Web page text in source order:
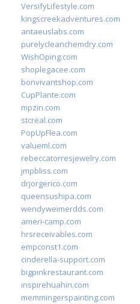
VersifyLifestyle.com
kingscreekadventures.com
antaeuslabs.com
purelycleanchemdry.com
WishOping.com
shoplegacee.com
bonvivantshop.com
CupPlante.com
mpzin.com
stcreal.com
PopUpFlea.com
valueml.com
rebeccatorresjewelry.com
jmpbliss.com
drjorgerico.com
queensushipa.com
wendyweimerdds.com
ameri-camp.com
hrsreceivables.com
empconst1.com
cinderella-support.com
bigpinkrestaurant.com
inspirehuahin.com
memmingerspainting.com